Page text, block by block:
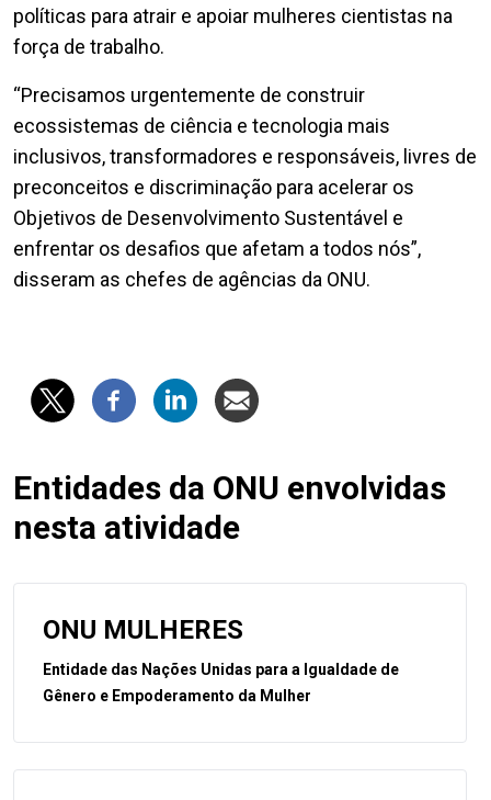
políticas para atrair e apoiar mulheres cientistas na
força de trabalho.
“Precisamos urgentemente de construir
ecossistemas de ciência e tecnologia mais
inclusivos, transformadores e responsáveis, livres de
preconceitos e discriminação para acelerar os
Objetivos de Desenvolvimento Sustentável e
enfrentar os desafios que afetam a todos nós”,
disseram as chefes de agências da ONU.
Entidades da ONU envolvidas
nesta atividade
ONU MULHERES
Entidade das Nações Unidas para a Igualdade de
Gênero e Empoderamento da Mulher